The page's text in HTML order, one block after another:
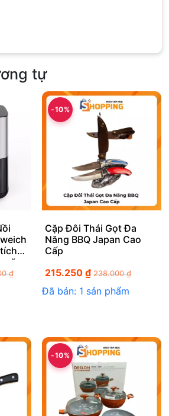
tự
₫
-10%
Cặp Đôi Thái Gọt Đa
Năng BBQ Japan Cao
Cấp
215.250₫ 238.000₫
Đã bán: 1 sản phẩm
-10%